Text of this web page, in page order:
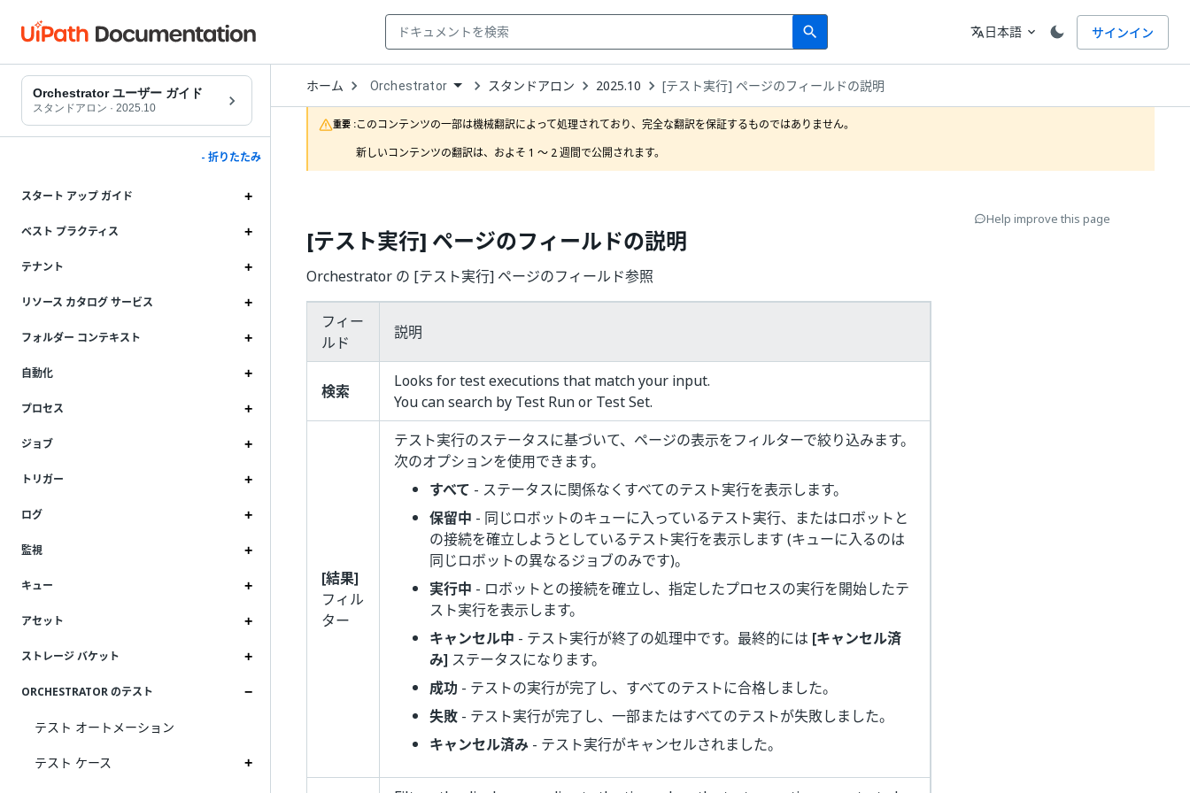
search
Search 言語
translate日本語 expand_more サインイン
Orchestrator ユーザー ガイド
スタンドアロン · 2025.10
- 折りたたみ
スタート アップ ガイド
ベスト プラクティス
テナント
リソース カタログ サービス
フォルダー コンテキスト
自動化
プロセス
ジョブ
トリガー
ログ
監視
キュー
アセット
ストレージ バケット
ORCHESTRATOR のテスト
テスト オートメーション
テスト ケース
ホーム Open
Dropdown
to
choose
product
Orchestrator スタンドアロン 2025.10 [テスト実行] ページのフィールドの説明
重要 :このコンテンツの一部は機械翻訳によって処理されており、完全な翻訳を保証するものではありません。
新しいコンテンツの翻訳は、およそ 1 ～ 2 週間で公開されます。
[テスト実行] ページのフィールドの説明
Orchestrator の [テスト実行] ページのフィールド参照
フィー
ルド
説明
検索
Looks for test executions that match your input.
You can search by Test Run or Test Set.
[結果]
フィル
ター
テスト実行のステータスに基づいて、ページの表示をフィルターで絞り込みます。
次のオプションを使用できます。
すべて - ステータスに関係なくすべてのテスト実行を表示します。
保留中 - 同じロボットのキューに入っているテスト実行、またはロボットと
の接続を確立しようとしているテスト実行を表示します (キューに入るのは
同じロボットの異なるジョブのみです)。
実行中 - ロボットとの接続を確立し、指定したプロセスの実行を開始したテ
スト実行を表示します。
キャンセル中 - テスト実行が終了の処理中です。最終的には [キャンセル済
み] ステータスになります。
成功 - テストの実行が完了し、すべてのテストに合格しました。
失敗 - テスト実行が完了し、一部またはすべてのテストが失敗しました。
キャンセル済み - テスト実行がキャンセルされました。
Help improve this page